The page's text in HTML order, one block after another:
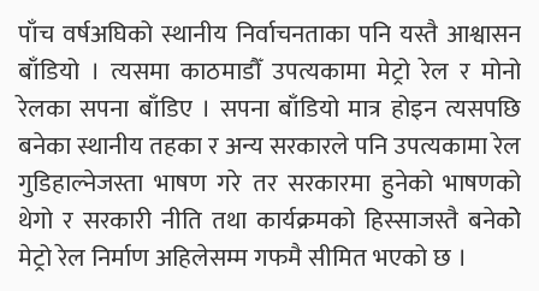
पाँच वर्षअघिको स्थानीय निर्वाचनताका पनि यस्तै आश्वासन
बाँडियो । त्यसमा काठमाडौँ उपत्यकामा मेट्रो रेल र मोनो
रेलका सपना बाँडिए । सपना बाँडियो मात्र होइन त्यसपछि
बनेका स्थानीय तहका र अन्य सरकारले पनि उपत्यकामा रेल
गुडिहाल्नेजस्ता भाषण गरे तर सरकारमा हुनेको भाषणको
थेगो र सरकारी नीति तथा कार्यक्रमको हिस्साजस्तै बनेकोे
मेट्रो रेल निर्माण अहिलेसम्म गफमै सीमित भएको छ ।